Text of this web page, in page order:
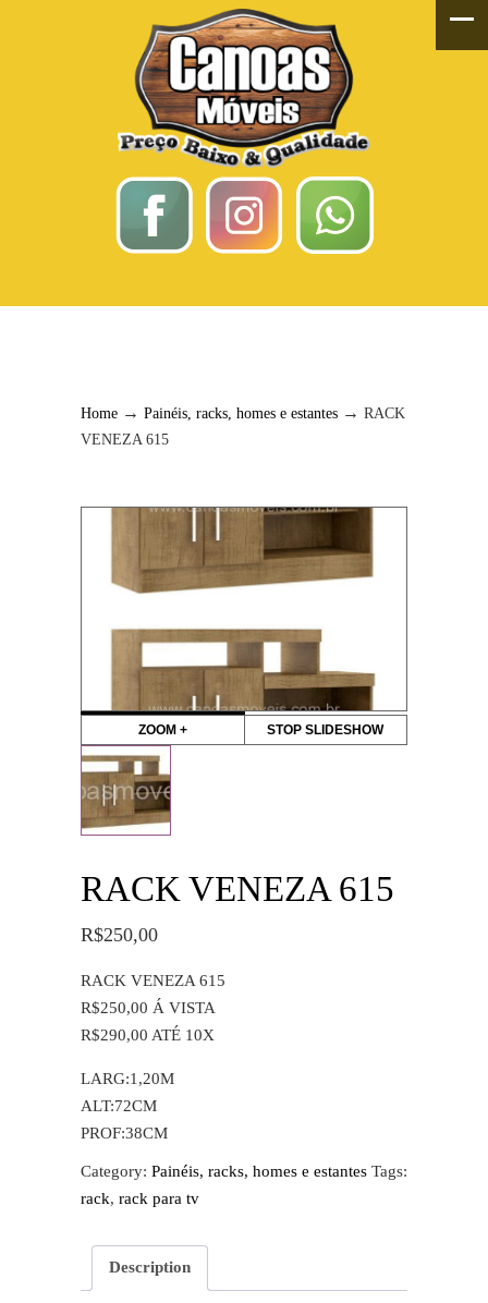
Home → Painéis, racks, homes e estantes → RACK
VENEZA 615
ZOOM + STOP SLIDESHOW
RACK VENEZA 615
R$250,00
RACK VENEZA 615
R$250,00 Á VISTA
R$290,00 ATÉ 10X
LARG:1,20M
ALT:72CM
PROF:38CM
Category: Painéis, racks, homes e estantes Tags:
rack, rack para tv
Description